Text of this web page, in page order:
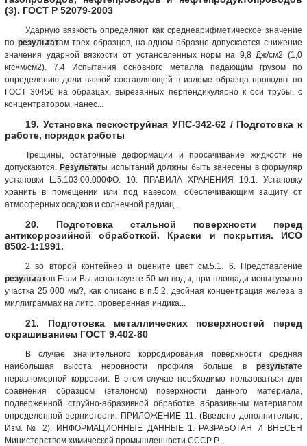
(3). ГОСТ Р 52079-2003
Ударную вязкость определяют как среднеарифметическое значение
по результатам трех образцов, на одном образце допускается снижение
значения ударной вязкости от установленных норм на 9,8 Дж/см2 (1,0
кгс×м/см2). 7.4 Испытания основного металла падающим грузом по
определению доли вязкой составляющей в изломе образца проводят по
ГОСТ 30456 на образцах, вырезанных перпендикулярно к оси трубы, с
концентратором, нанес...
19. Установка пескоструйная УПС-342-62 / Подготовка к
работе, порядок работы
Трещины, остаточные деформации и просачивание жидкости не
допускаются.Результаты испытаний должны быть занесены в формуляр
установки Ш5.103.00.000ФО. 10. ПРАВИЛА ХРАНЕНИЯ 10.1. Установку
хранить в помещении или под навесом, обеспечивающим защиту от
атмосферных осадков и солнечной радиац...
20. Подготовка стальной поверхности перед
антикоррозийной обработкой. Краски и покрытия. ИСО
8502-1:1991.
2 во второй контейнер и оцените цвет см.5.1. 6. Представление
результатов Если Вы используете 50 мл воды, при площади испытуемого
участка 25 000 мм?, как описано в п.5.2, двойная концентрация железа в
миллиграммах на литр, проверенная индика...
21. Подготовка металлических поверхностей перед
окрашиванием ГОСТ 9.402-80
В случае значительного корродирования поверхности средняя
наибольшая высота неровности профиля больше в результате
неравномерной коррозии. В этом случае необходимо пользоваться для
сравнения образцом (эталоном) поверхности данного материала,
подверженной струйно-абразивной обработке абразивным материалом
определенной зернистости. ПРИЛОЖЕНИЕ 11. (Введено дополнительно,
Изм. № 2). ИНФОРМАЦИОННЫЕ ДАННЫЕ 1. РАЗРАБОТАН И ВНЕСЕН
Министерством химической промышленности СССР Р...